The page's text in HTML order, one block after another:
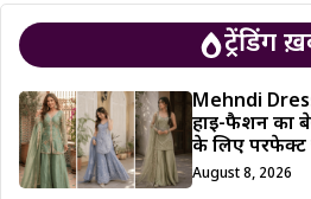
ट्रेंडिंग
Mehndi
हाई-फैशन का
के लिए परफेक्ट
August 8, 2026